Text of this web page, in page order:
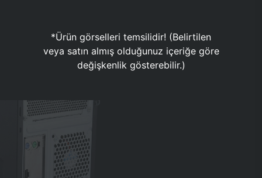
*Ürün görselleri temsilidir! (Belirtilen
veya satın almış olduğunuz içeriğe göre
değişkenlik gösterebilir.)